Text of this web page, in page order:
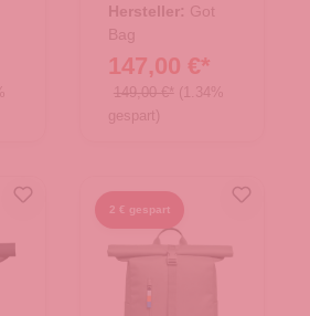
Hersteller: Got
Bag
147,00 €*
149,00 €* (1.34%
gespart)
2 € gespart